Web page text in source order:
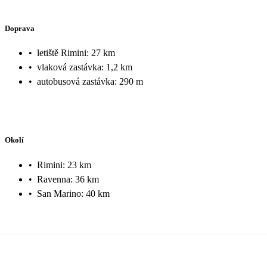
Doprava
• letiště Rimini: 27 km
• vlaková zastávka: 1,2 km
• autobusová zastávka: 290 m
Okolí
• Rimini: 23 km
• Ravenna: 36 km
• San Marino: 40 km